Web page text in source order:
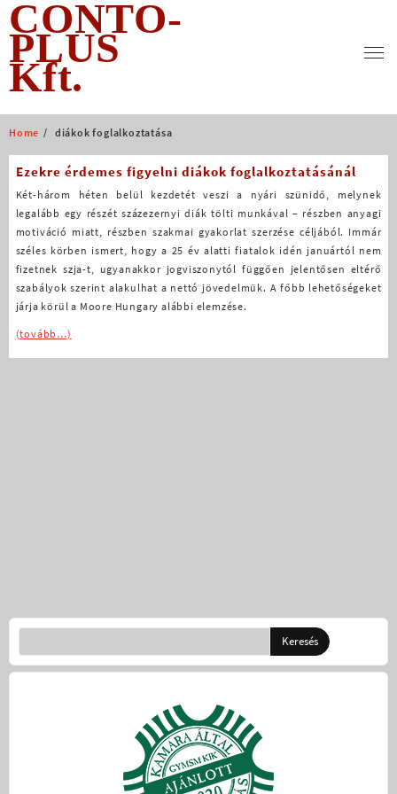
Skip
content
CONTO-
PLUS
Kft.
Home diákok foglalkoztatása
Ezekre érdemes figyelni diákok foglalkoztatásánál
Két-három héten belül kezdetét veszi a nyári szünidő, melynek
legalább egy részét százezernyi diák tölti munkával – részben anyagi
motiváció miatt, részben szakmai gyakorlat szerzése céljából. Immár
széles körben ismert, hogy a 25 év alatti fiatalok idén januártól nem
fizetnek szja-t, ugyanakkor jogviszonytól függően jelentősen eltérő
szabályok szerint alakulhat a nettó jövedelmük. A főbb lehetőségeket
járja körül a Moore Hungary alábbi elemzése.
(tovább…)